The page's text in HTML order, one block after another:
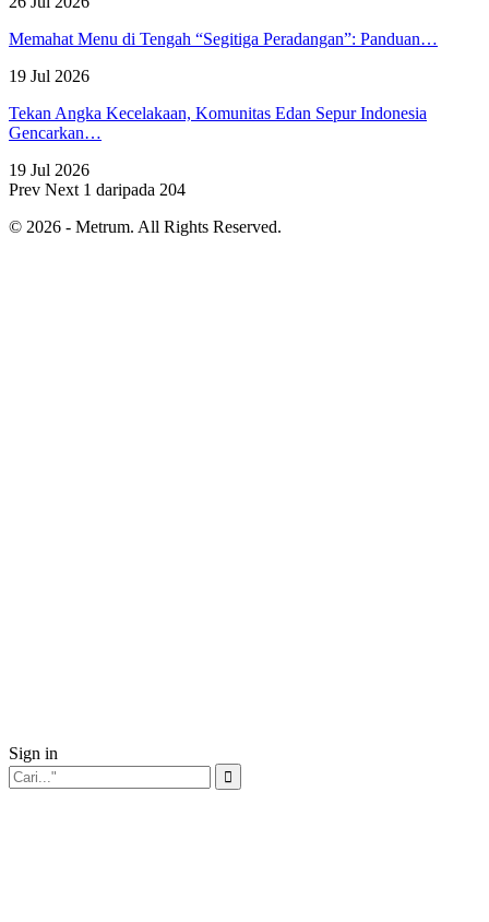
Memahat Menu di Tengah “Segitiga Peradangan”: Panduan…
19 Jul 2026
Tekan Angka Kecelakaan, Komunitas Edan Sepur Indonesia
Gencarkan…
19 Jul 2026
Prev Next 1 daripada 204
© 2026 - Metrum. All Rights Reserved.
Sign in